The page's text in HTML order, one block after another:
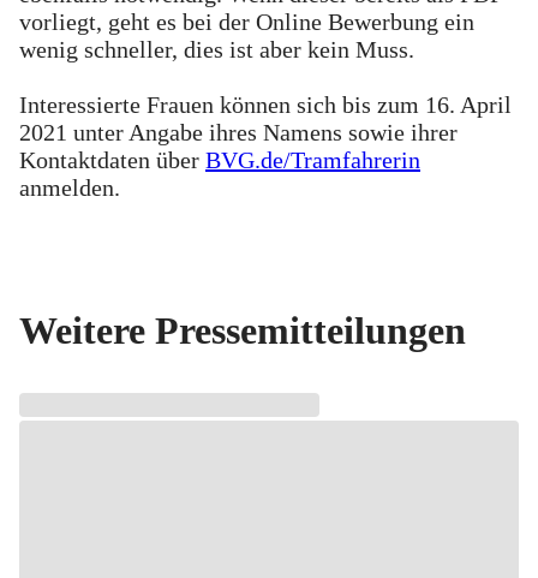
vorliegt, geht es bei der Online Bewerbung ein
wenig schneller, dies ist aber kein Muss.
Interessierte Frauen können sich bis zum 16. April
2021 unter Angabe ihres Namens sowie ihrer
Kontaktdaten über BVG.de/Tramfahrerin
anmelden.
Weitere Pressemitteilungen